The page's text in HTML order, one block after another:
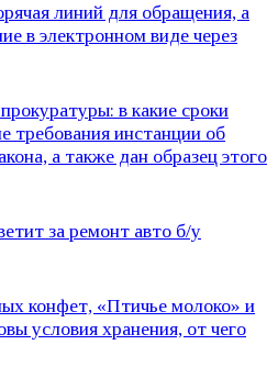
линий для обращения, а
в электронном виде через
в какие сроки
требования инстанции об
а также дан образец этого
за ремонт авто б/у
конфет, «Птичье молоко» и
условия хранения, от чего